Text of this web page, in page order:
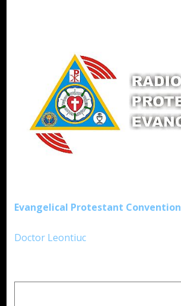
Evangelical Protestant Convention
Doctor Leontiuc